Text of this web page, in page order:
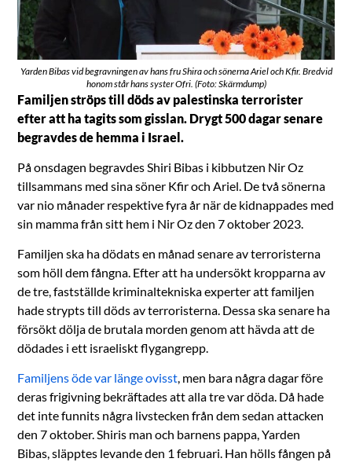
Yarden Bibas vid begravningen av hans fru Shira och sönerna Ariel och Kfir. Bredvid
honom står hans syster Ofri. (Foto: Skärmdump)
Familjen ströps till döds av palestinska terrorister
efter att ha tagits som gisslan. Drygt 500 dagar senare
begravdes de hemma i Israel.
På onsdagen begravdes Shiri Bibas i kibbutzen Nir Oz
tillsammans med sina söner Kfir och Ariel. De två sönerna
var nio månader respektive fyra år när de kidnappades med
sin mamma från sitt hem i Nir Oz den 7 oktober 2023.
Familjen ska ha dödats en månad senare av terroristerna
som höll dem fångna. Efter att ha undersökt kropparna av
de tre, fastställde kriminaltekniska experter att familjen
hade strypts till döds av terroristerna. Dessa ska senare ha
försökt dölja de brutala morden genom att hävda att de
dödades i ett israeliskt flygangrepp.
Familjens öde var länge ovisst, men bara några dagar före
deras frigivning bekräftades att alla tre var döda. Då hade
det inte funnits några livstecken från dem sedan attacken
den 7 oktober. Shiris man och barnens pappa, Yarden
Bibas, släpptes levande den 1 februari. Han hölls fången på